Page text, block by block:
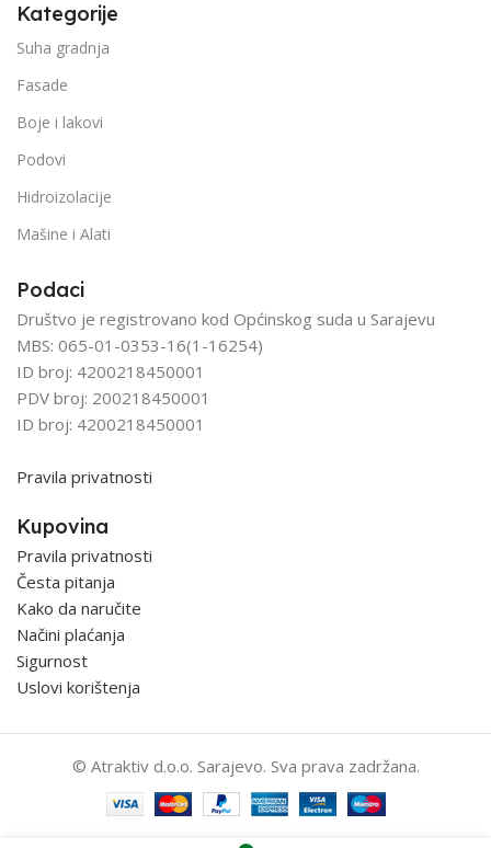
Kategorije
Suha gradnja
Fasade
Boje i lakovi
Podovi
Hidroizolacije
Mašine i Alati
Podaci
Društvo je registrovano kod Općinskog suda u Sarajevu
MBS: 065-01-0353-16(1-16254)
ID broj: 4200218450001
PDV broj: 200218450001
ID broj: 4200218450001
Pravila privatnosti
Kupovina
Pravila privatnosti
Česta pitanja
Kako da naručite
Načini plaćanja
Sigurnost
Uslovi korištenja
© Atraktiv d.o.o. Sarajevo. Sva prava zadržana.